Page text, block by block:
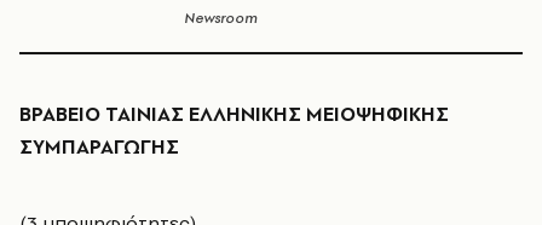
Newsroom
ΒΡΑΒΕΙΟ ΤΑΙΝΙΑΣ EΛΛΗΝΙΚΗΣ ΜΕΙΟΨΗΦΙΚΗΣ
ΣΥΜΠΑΡΑΓΩΓΗΣ